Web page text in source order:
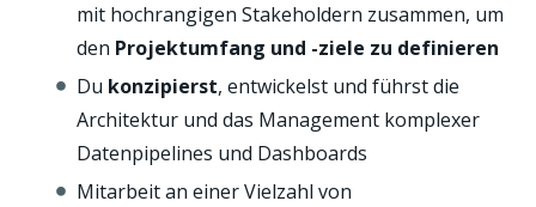
mit hochrangigen Stakeholdern zusammen, um
den Projektumfang und -ziele zu definieren
Du konzipierst, entwickelst und führst die
Architektur und das Management komplexer
Datenpipelines und Dashboards
Mitarbeit an einer Vielzahl von